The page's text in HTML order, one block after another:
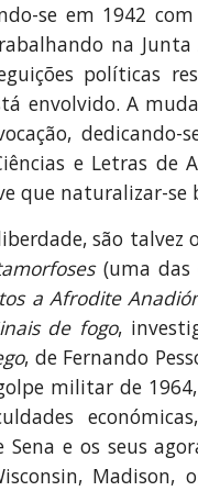
se em 1942 com
na
políticas
envolvido. A
e Letras de
que naturalizar-se
são talvez
(uma das
a Afrodite
de fogo,
, de Fernando
militar de
e os seus
Madison,